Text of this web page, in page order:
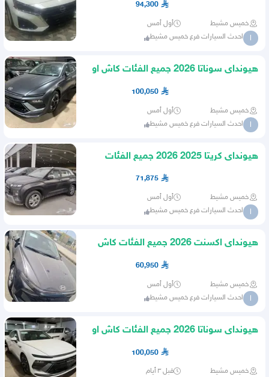
94,300
خميس مشيط أول أمس
ا احدث السيارات فرع خميس مشيط
هيونداى سوناتا 2026 جميع الفئات كاش او
100,050
خميس مشيط أول أمس
ا احدث السيارات فرع خميس مشيط
هيونداى كريتا 2025 2026 جميع الفئات
71,875
خميس مشيط أول أمس
ا احدث السيارات فرع خميس مشيط
هيونداى اكسنت 2026 جميع الفئات كاش
60,950
خميس مشيط أول أمس
ا احدث السيارات فرع خميس مشيط
هيونداى سوناتا 2026 جميع الفئات كاش او
100,050
خميس مشيط قبل ٣ أيام